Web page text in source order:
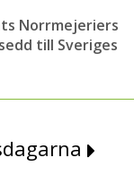
Norrmejeriers
till Sveriges